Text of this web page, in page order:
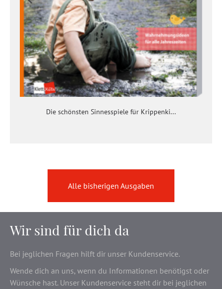
Die schönsten Sinnesspiele für Krippenki...
Alle bisherigen Ausgaben
Wir sind für dich da
Bei jeglichen Fragen hilft dir unser Kundenservice.
Wende dich an uns, wenn du Informationen benötigst oder
Wünsche hast. Unser Kundenservice steht dir bei jeglichen